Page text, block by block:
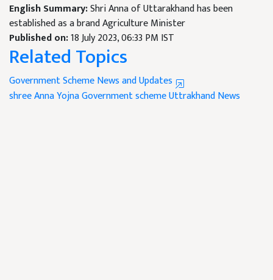
English Summary:Shri Anna of Uttarakhand has been
established as a brand Agriculture Minister
Published on:18 July 2023, 06:33 PM IST
Related Topics
Government Scheme News and Updates
shree Anna YojnaGovernment schemeUttrakhand News